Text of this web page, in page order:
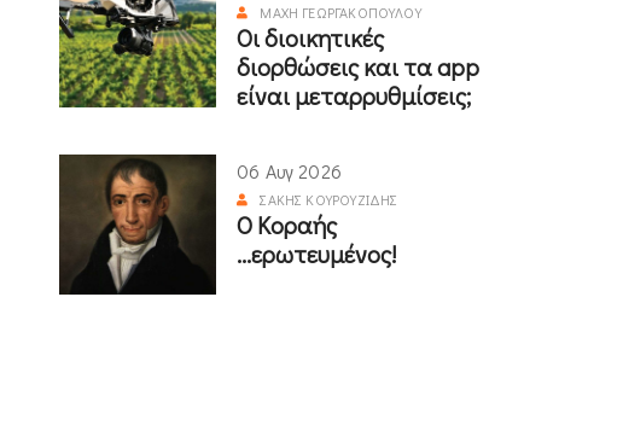
ΜΆΧΗ ΓΕΩΡΓΑΚΟΠΟΎΛΟΥ
Οι διοικητικές
διορθώσεις και τα app
είναι μεταρρυθμίσεις;
06 Αυγ 2026
ΣΆΚΗΣ ΚΟΥΡΟΥΖΊΔΗΣ
Ο Κοραής
...ερωτευμένος!